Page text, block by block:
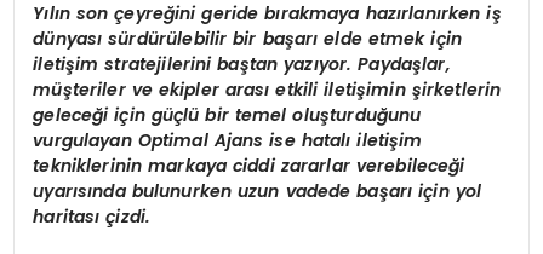
Yılın son çeyreğini geride bırakmaya hazırlanırken iş
dünyası sürdürülebilir bir başarı elde etmek için
iletişim stratejilerini baştan yazıyor. Paydaşlar,
müşteriler ve ekipler arası etkili iletişimin şirketlerin
geleceği için güçlü bir temel oluşturduğunu
vurgulayan Optimal Ajans ise hatalı iletişim
tekniklerinin markaya ciddi zararlar verebileceği
uyarısında bulunurken uzun vadede başarı için yol
haritası çizdi.